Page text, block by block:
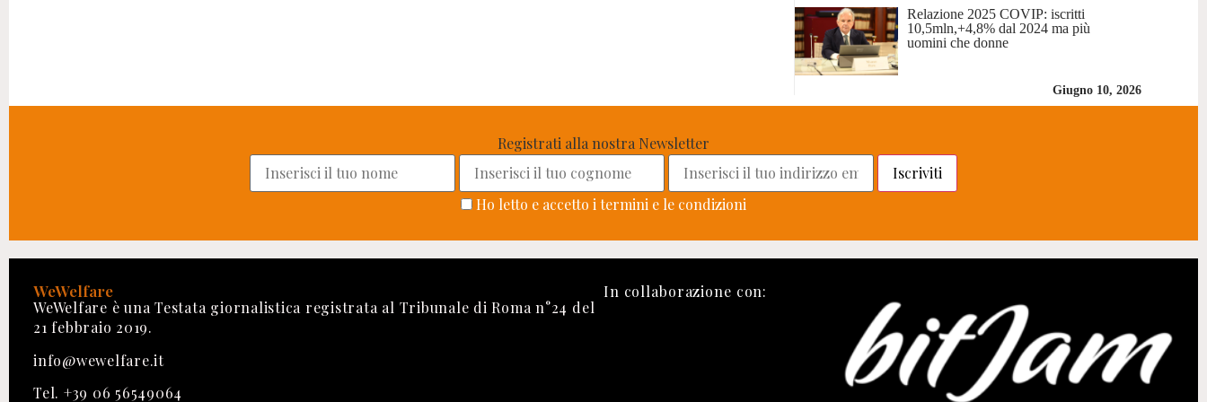
Relazione 2025 COVIP: iscritti
10,5mln,+4,8% dal 2024 ma più
uomini che donne
Giugno 10, 2026
Registrati alla nostra Newsletter
Ho letto e accetto i termini e le condizioni
WeWelfare
WeWelfare è una Testata giornalistica registrata al Tribunale di Roma n°24 del
21 febbraio 2019.
info@wewelfare.it
Tel. +39 06 56549064
In collaborazione con: